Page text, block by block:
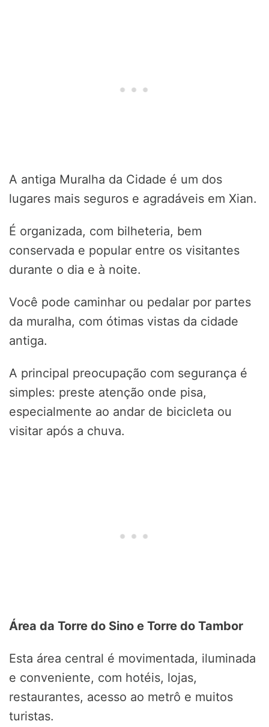
A antiga Muralha da Cidade é um dos
lugares mais seguros e agradáveis em Xian.
É organizada, com bilheteria, bem
conservada e popular entre os visitantes
durante o dia e à noite.
Você pode caminhar ou pedalar por partes
da muralha, com ótimas vistas da cidade
antiga.
A principal preocupação com segurança é
simples: preste atenção onde pisa,
especialmente ao andar de bicicleta ou
visitar após a chuva.
Área da Torre do Sino e Torre do Tambor
Esta área central é movimentada, iluminada
e conveniente, com hotéis, lojas,
restaurantes, acesso ao metrô e muitos
turistas.